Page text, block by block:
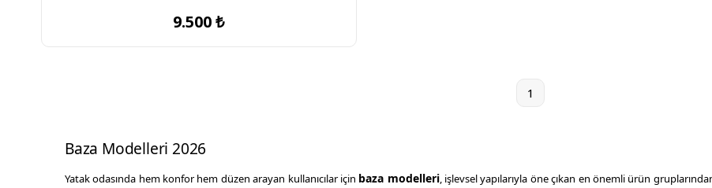
9.500 ₺
1
Baza Modelleri 2026
Yatak odasında hem konfor hem düzen arayan kullanıcılar için baza modelleri, işlevsel yapılarıyla öne çıkan en önemli ürün